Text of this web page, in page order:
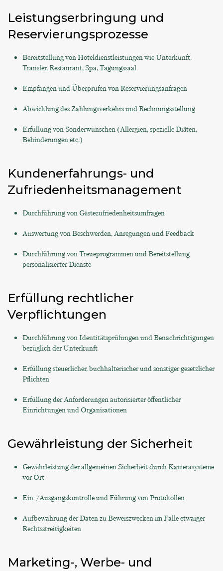
Leistungserbringung und
Reservierungsprozesse
Bereitstellung von Hoteldienstleistungen wie Unterkunft,
Transfer, Restaurant, Spa, Tagungssaal
Empfangen und Überprüfen von Reservierungsanfragen
Abwicklung des Zahlungsverkehrs und Rechnungsstellung
Erfüllung von Sonderwünschen (Allergien, spezielle Diäten,
Behinderungen etc.)
Kundenerfahrungs- und
Zufriedenheitsmanagement
Durchführung von Gästezufriedenheitsumfragen
Auswertung von Beschwerden, Anregungen und Feedback
Durchführung von Treueprogrammen und Bereitstellung
personalisierter Dienste
Erfüllung rechtlicher
Verpflichtungen
Durchführung von Identitätsprüfungen und Benachrichtigungen
bezüglich der Unterkunft
Erfüllung steuerlicher, buchhalterischer und sonstiger gesetzlicher
Pflichten
Erfüllung der Anforderungen autorisierter öffentlicher
Einrichtungen und Organisationen
Gewährleistung der Sicherheit
Gewährleistung der allgemeinen Sicherheit durch Kamerasysteme
vor Ort
Ein-/Ausgangskontrolle und Führung von Protokollen
Aufbewahrung der Daten zu Beweiszwecken im Falle etwaiger
Rechtsstreitigkeiten
Marketing-, Werbe- und